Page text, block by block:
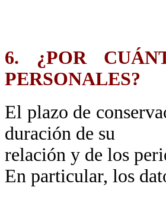
6. ¿POR
PERSONALES?
El plazo de
duración de su
relación y de los
En particular, los